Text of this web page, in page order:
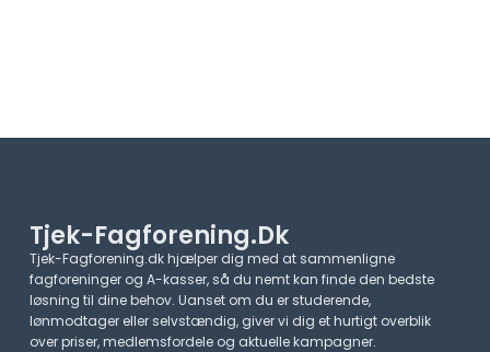
Tjek-Fagforening.dk
Tjek-Fagforening.dk hjælper dig med at sammenligne
fagforeninger og A-kasser, så du nemt kan finde den bedste
løsning til dine behov. Uanset om du er studerende,
lønmodtager eller selvstændig, giver vi dig et hurtigt overblik
over priser, medlemsfordele og aktuelle kampagner.​